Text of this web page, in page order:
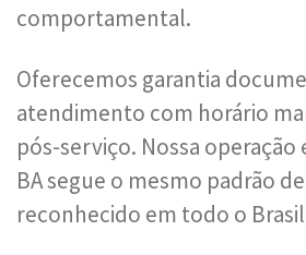
comportamental.
Oferecemos garantia
atendimento com horário
pós-serviço. Nossa operação
BA segue o mesmo padrão
reconhecido em todo o